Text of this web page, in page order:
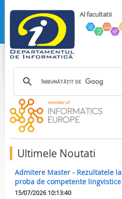
Al facultatii
Ultimele Noutati
Admitere Master - Rezultatele la
proba de competente lingvistice
15/07/2026 10:13:40